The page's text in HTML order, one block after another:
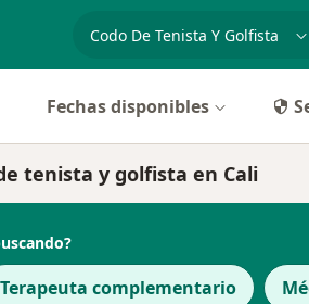
Fechas disponibles
tenista y golfista en Cali
Terapeuta complementario